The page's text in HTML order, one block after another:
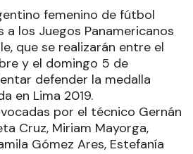
femenino de fútbol
a los Juegos Panamericanos
que se realizarán entre el
y el domingo 5 de
defender la medalla
en Lima 2019.
por el técnico Gernán
Cruz, Miriam Mayorga,
Gómez Ares, Estefanía